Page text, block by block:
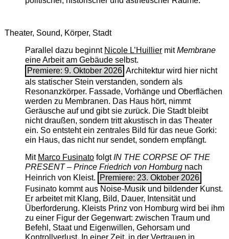
Theater, Sound, Körper, Stadt
Parallel dazu beginnt Nicole L’Huilliermit ­Membrane
eine Arbeit am Gebäude selbst.
Premiere: 9. Oktober 2026 Architektur wird hier nicht
als statischer Stein verstanden, sondern als
Resonanzkörper. Fassade, Vorhänge und Oberflächen
werden zu Membranen. Das Haus hört, nimmt
Geräusche auf und gibt sie zurück. Die Stadt bleibt
nicht draußen, sondern tritt akustisch in das Theater
ein. So entsteht ein zentrales Bild für das neue Gorki:
ein Haus, das nicht nur sendet, sondern empfängt.
Mit Marco FusinatofolgtIN THE CORPSE OF THE
PRESENT – Prince Friedrich von Homburgnach
Heinrich von Kleist.
Premiere: 23. Oktober 2026
Fusinato kommt aus Noise-Musik und bildender Kunst.
Er arbeitet mit Klang, Bild, Dauer, Intensität und
Überforderung. Kleists Prinz von Homburg wird bei ihm
zu einer Figur der Gegenwart: zwischen Traum und
Befehl, Staat und Eigenwillen, Gehorsam und
Kontrollverlust. In einer Zeit, in der Vertrauen in